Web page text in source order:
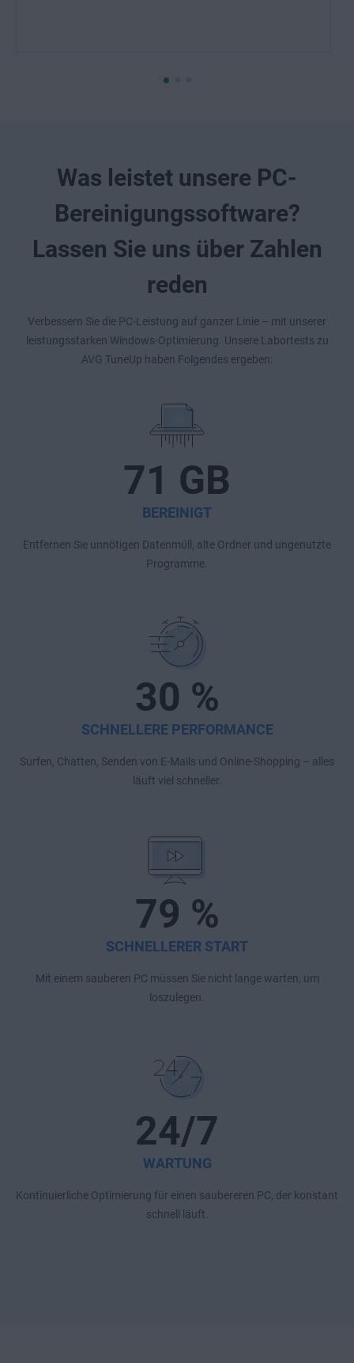
Was leistet unsere PC-
Bereinigungssoftware?
Lassen Sie uns über Zahlen
reden
Verbessern Sie die PC-Leistung auf ganzer Linie – mit unserer
leistungsstarken Windows-Optimierung. Unsere Labortests zu
AVG TuneUp haben Folgendes ergeben:
71 GB
BEREINIGT
Entfernen Sie unnötigen Datenmüll, alte Ordner und ungenutzte
Programme.
30 %
SCHNELLERE PERFORMANCE
Surfen, Chatten, Senden von E-Mails und Online-Shopping – alles
läuft viel schneller.
79 %
SCHNELLERER START
Mit einem sauberen PC müssen Sie nicht lange warten, um
loszulegen.
24/7
WARTUNG
Kontinuierliche Optimierung für einen saubereren PC, der konstant
schnell läuft.